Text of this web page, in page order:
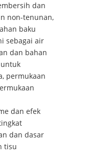
dan
non-tenunan,
baku
sebagai air
dan bahan
permukaan
dan efek
dan dasar
tisu